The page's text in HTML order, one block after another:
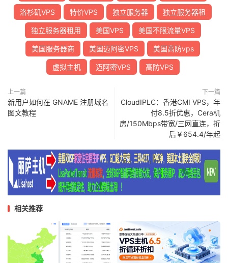
洛杉矶VPS 特价VPS 独立服务器 独立服务器租
独立服务器租用 美国VPS 美国不限流量VPS
美国服务器商 美国迈阿密VPS 美国高防vps
虚拟主机 迈阿密VPS 高防VPS
上一篇
新用户如何在 GNAME 注册域名
图文教程
下一篇
CloudIPLC：香港CMI VPS，年
付8.5折优惠，Cera机
房/150Mbps带宽/三网直连，折
后￥654.4/年起
相关推荐